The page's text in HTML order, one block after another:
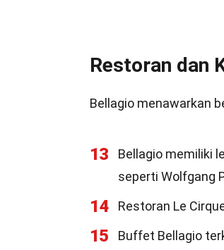
Restoran dan
Bellagio menawarkan
13
Bellagio memiliki
seperti Wolfgang
14 Restoran Le
15
Buffet Bellagio